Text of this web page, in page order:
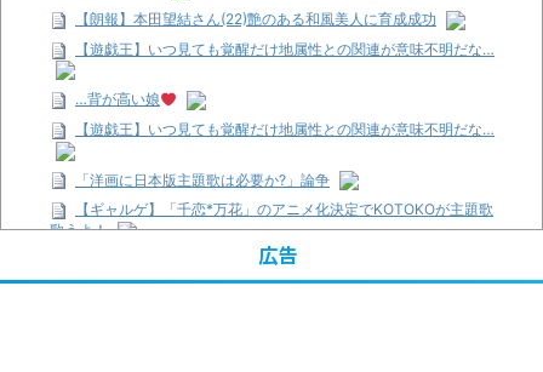
【朗報】本田望結さん(22)艶のある和風美人に育成成功
【遊戯王】いつ見ても覚醒だけ地属性との関連が意味不明だな…
…背が高い娘
【遊戯王】いつ見ても覚醒だけ地属性との関連が意味不明だな…
「洋画に日本版主題歌は必要か?」論争
【ギャルゲ】「千恋*万花」のアニメ化決定でKOTOKOが主題歌
歌うよ！
【R-18】真・女神転生 Road to the Transcendence【二次創作】
第２０話
広告